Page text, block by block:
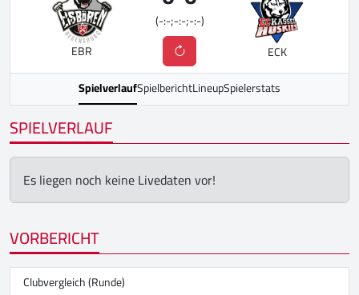
EBR
(-:-;-:-;-:-)
ECK
SpielverlaufSpielberichtLineupSpielerstats
SPIELVERLAUF
Es liegen noch keine Livedaten vor!
VORBERICHT
Clubvergleich (Runde)